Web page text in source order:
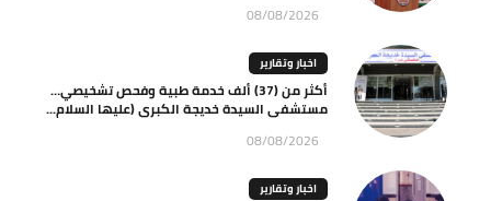
08/08/2026
اخبار وتقارير
أكثر من (37) ألف خدمة طبية وفحص تشخيصي…
مستشفى السيدة خديجة الكبرى (عليها السلام...
08/08/2026
اخبار وتقارير